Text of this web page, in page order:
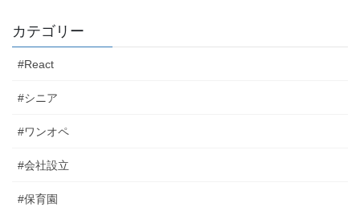
カテゴリー
#React
#シニア
#ワンオペ
#会社設立
#保育園